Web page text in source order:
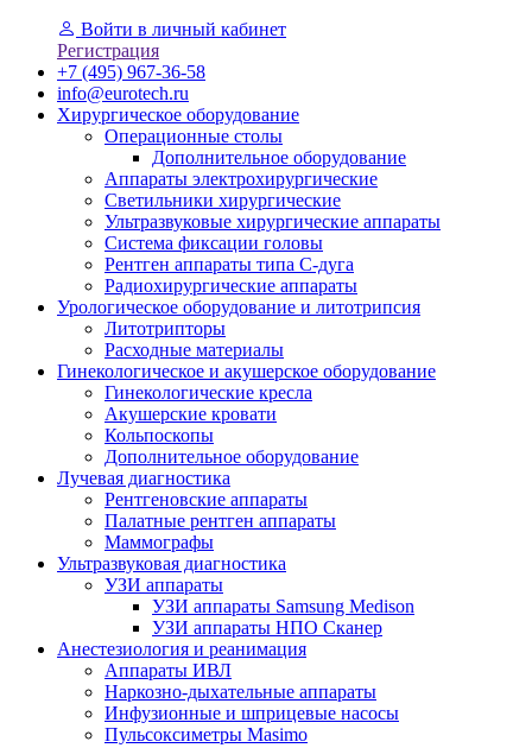
Войти в личный кабинет
Регистрация
+7 (495) 967-36-58
info@eurotech.ru
Хирургическое оборудование
Операционные столы
Дополнительное оборудование
Аппараты электрохирургические
Светильники хирургические
Ультразвуковые хирургические аппараты
Система фиксации головы
Рентген аппараты типа С-дуга
Радиохирургические аппараты
Урологическое оборудование и литотрипсия
Литотрипторы
Расходные материалы
Гинекологическое и акушерское оборудование
Гинекологические кресла
Акушерские кровати
Кольпоскопы
Дополнительное оборудование
Лучевая диагностика
Рентгеновские аппараты
Палатные рентген аппараты
Маммографы
Ультразвуковая диагностика
УЗИ аппараты
УЗИ аппараты Samsung Medison
УЗИ аппараты НПО Сканер
Анестезиология и реанимация
Аппараты ИВЛ
Наркозно-дыхательные аппараты
Инфузионные и шприцевые насосы
Пульсоксиметры Masimo